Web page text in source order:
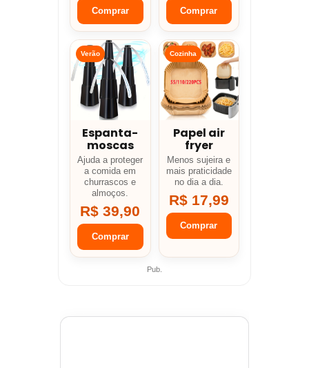
Comprar Comprar
Verão
Espanta-
moscas
Ajuda a proteger
a comida em
churrascos e
almoços.
R$ 39,90
Comprar
Cozinha
Papel air
fryer
Menos sujeira e
mais praticidade
no dia a dia.
R$ 17,99
Comprar
Pub.